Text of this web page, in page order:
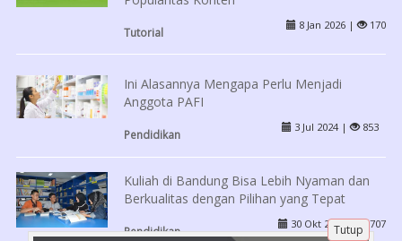
Tutorial
8 Jan 2026 | 170
Ini Alasannya Mengapa Perlu Menjadi
Anggota PAFI
Pendidikan
3 Jul 2024 | 853
Kuliah di Bandung Bisa Lebih Nyaman dan
Berkualitas dengan Pilihan yang Tepat
Pendidikan
30 Okt 2024 | 707
Tutup